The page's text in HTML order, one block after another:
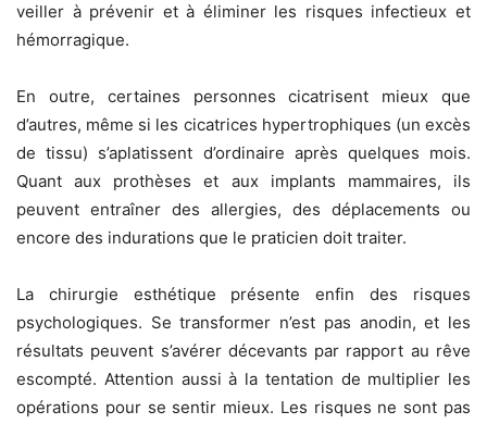
veiller à prévenir et à éliminer les risques infectieux et
hémorragique.
En outre, certaines personnes cicatrisent mieux que
d’autres, même si les cicatrices hypertrophiques (un excès
de tissu) s’aplatissent d’ordinaire après quelques mois.
Quant aux prothèses et aux implants mammaires, ils
peuvent entraîner des allergies, des déplacements ou
encore des indurations que le praticien doit traiter.
La chirurgie esthétique présente enfin des risques
psychologiques. Se transformer n’est pas anodin, et les
résultats peuvent s’avérer décevants par rapport au rêve
escompté. Attention aussi à la tentation de multiplier les
opérations pour se sentir mieux. Les risques ne sont pas